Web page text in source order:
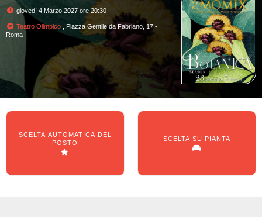
giovedì 4 Marzo 2027 ore 20:30
Teatro Olimpico , Piazza Gentile da Fabriano, 17 -
Roma
SCELTA AUTOMATICA DEL
POSTO
SCELTA SU PIANTA